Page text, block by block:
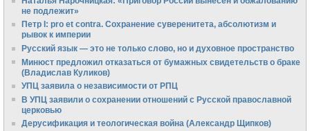
не подлежит»
Петр I: pro et contra. Сохранение суверенитета, абсолютизм и
рывок к империи
Русский язык — это не только слово, но и духовное пространство
Минюст предложил отказаться от бумажных свидетельств о браке
(Владислав Куликов)
УПЦ заявила о независимости от РПЦ
В УПЦ заявили о сохранении отношений с Русской православной
церковью
Дерусификация и теологическая война (Александр Щипков)